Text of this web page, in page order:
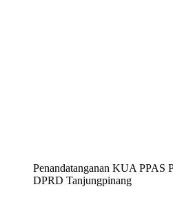
Penandatanganan KUA PPAS
DPRD Tanjungpinang